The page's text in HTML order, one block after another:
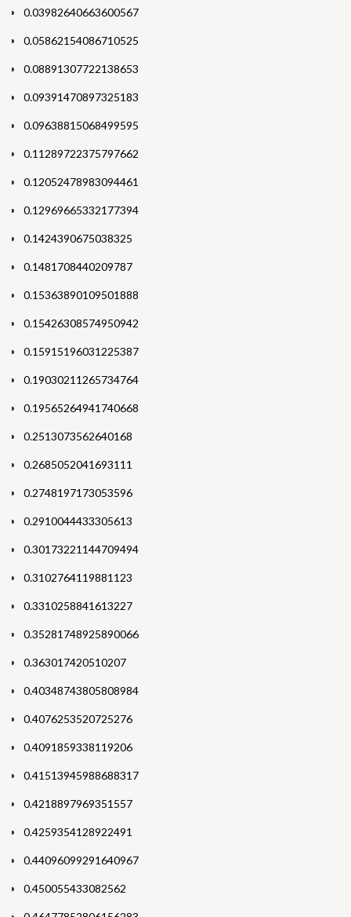
0.03982640663600567
0.05862154086710525
0.08891307722138653
0.09391470897325183
0.09638815068499595
0.11289722375797662
0.12052478983094461
0.12969665332177394
0.1424390675038325
0.1481708440209787
0.15363890109501888
0.15426308574950942
0.15915196031225387
0.19030211265734764
0.19565264941740668
0.2513073562640168
0.2685052041693111
0.2748197173053596
0.2910044433305613
0.30173221144709494
0.3102764119881123
0.3310258841613227
0.35281748925890066
0.363017420510207
0.40348743805808984
0.4076253520725276
0.4091859338119206
0.41513945988688317
0.4218897969351557
0.4259354128922491
0.44096099291640967
0.450055433082562